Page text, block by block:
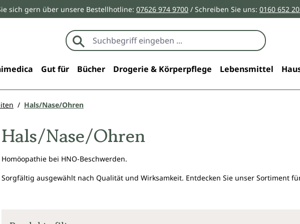
sich gern über unsere Bestellhotline: 07626 974 9700 / Schreiben Sie uns: 0160 652
Gut für Bücher Drogerie & Körperpflege Lebensmittel
Hals/Nase/Ohren
Hals/Nase/Ohren
Homöopathie bei HNO-Beschwerden.
Sorgfältig ausgewählt nach Qualität und Wirksamkeit. Entdecken Sie unser Sortiment